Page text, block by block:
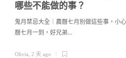
哪些不能做的事？
鬼月禁忌大全｜農曆七月別做這些事，小
曆七月一到，好兄弟…
Olivia 2 天 ago